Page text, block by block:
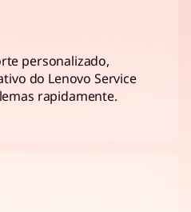
personalizado,
do Lenovo Service
rapidamente.